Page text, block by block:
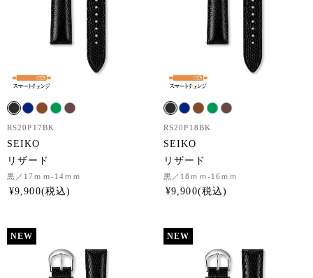
RS20P17BK
SEIKO
リザード
黒 ／17ｍｍ-14ｍｍ
¥9,900
RS20P18BK
SEIKO
リザード
黒 ／18ｍｍ-16ｍｍ
¥9,900
NEW NEW